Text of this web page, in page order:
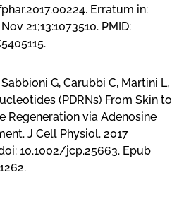
Erratum in:
21;13:1073510. PMID:
G, Carubbi C, Martini L,
(PDRNs) From Skin to
Regeneration via Adenosine
J Cell Physiol. 2017
10.1002/jcp.25663. Epub